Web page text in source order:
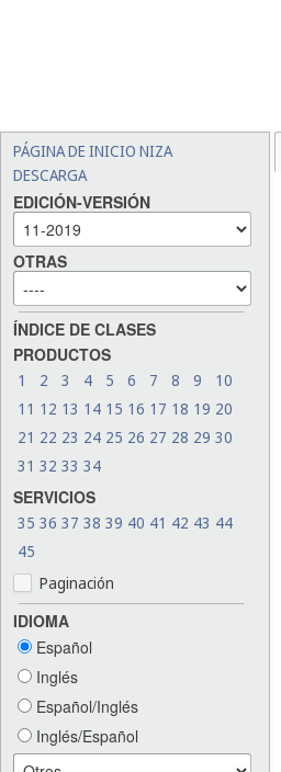
PÁGINA DE INICIO NIZA
DESCARGA
EDICIÓN-VERSIÓN
OTRAS
ÍNDICE DE CLASES
PRODUCTOS
1 2 3 4 5 6 7 8 9
10
11 12 13 14 15 16 17 18 19 20
21 22 23 24 25 26 27 28 29 30
31 32 33 34
SERVICIOS
35 36 37 38 39 40 41 42 43 44
45
Paginación
IDIOMA
Español
Inglés
Español/Inglés
Inglés/Español